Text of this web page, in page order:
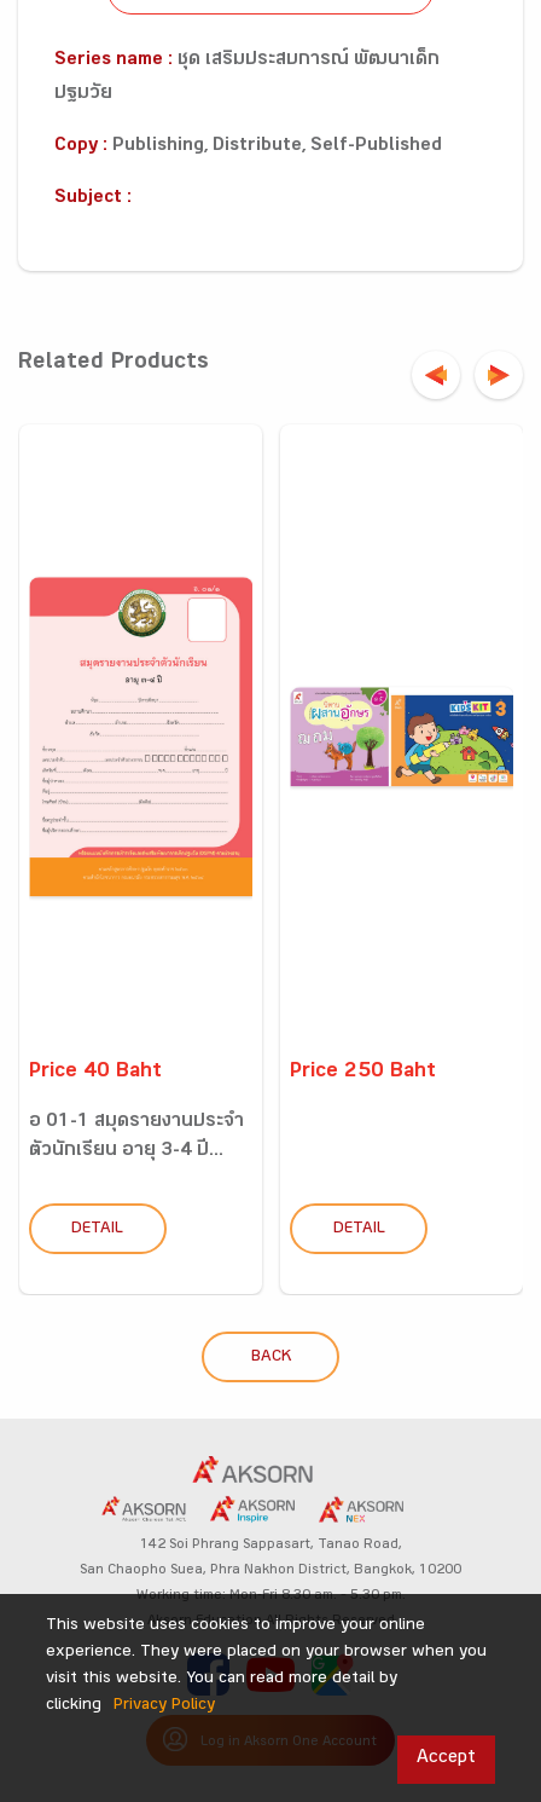
Series name :
ปฐมวัย
Copy : Publishing, Distribute, Self-Published
Subject :
Related Products
Price 40 Baht
อ 01-1 สมุดรายงานประจำ
ตัวนักเรียน อายุ 3-4 ปี...
DETAIL
Price 250 Baht
DETAIL
BACK
142 Soi Phrang Sappasart, Tanao Road,
San Chaopho Suea, Phra Nakhon District, Bangkok, 10200
Working time: Mon-Fri 8.30 am. – 5.30 pm.
Aksorn Education All Rights Reserved
Log in Aksorn One Account
This website uses cookies to improve your online
experience. They were placed on your browser when you
visit this website. You can read more detail by
clicking
Privacy Policy
Accept